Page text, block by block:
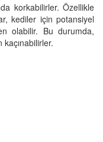
korkabilirler. Özellikle
kediler için potansiyel
olabilir. Bu durumda,